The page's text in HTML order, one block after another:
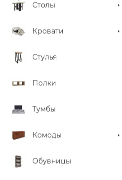
Столы
Кровати
Стулья
Полки
Тумбы
Комоды
Обувницы